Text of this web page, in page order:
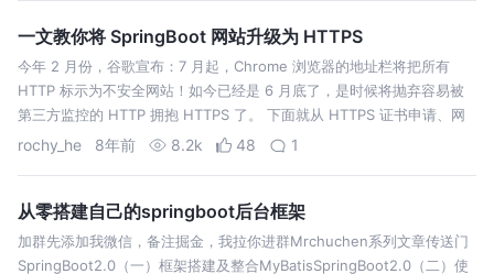
一文教你将 SpringBoot 网站升级为 HTTPS
今年 2 月份，谷歌宣布：7 月起，Chrome 浏览器的地址栏将把所有
HTTP 标示为不安全网站！如今已经是 6 月底了，是时候将抛弃容易被
第三方监控的 HTTP 拥抱 HTTPS 了。 下面就从 HTTPS 证书申请、网
站 HTTPS 的配置、HTTP 重定向到 HTTP…
rochy_he 8年前 8.2k 48 1
从零搭建自己的springboot后台框架
加群先添加我微信，备注掘金，我拉你进群Mrchuchen系列文章传送门
SpringBoot2.0（一）框架搭建及整合MyBatisSpringBoot2.0（二）使